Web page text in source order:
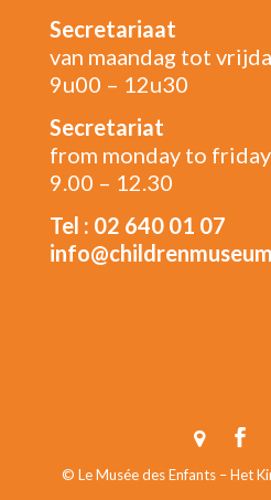
Secretariaat
van maandag tot
9u00 – 12u30
Secretariat
from monday to friday
9.00 – 12.30
Tel : 02 640 01 07
© Le Musée des Enfants – Het